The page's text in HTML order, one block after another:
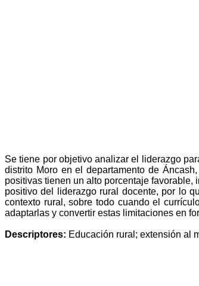
Se tiene por objetivo analizar el liderazgo
distrito Moro en el departamento de
positivas tienen un alto porcentaje
positivo del liderazgo rural docente, por lo
contexto rural, sobre todo cuando el
adaptarlas y convertir estas limitaciones en
Descriptores: Educación rural; extensión al